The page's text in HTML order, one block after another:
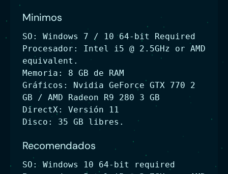
Minimos
SO: Windows 7 / 10 64-bit Required
Procesador: Intel i5 @ 2.5GHz or AMD
equivalent.
Memoria: 8 GB de RAM
Gráficos: Nvidia GeForce GTX 770 2
GB / AMD Radeon R9 280 3 GB
DirectX: Versión 11
Disco: 35 GB libres.
Recomendados
SO: Windows 10 64-bit required